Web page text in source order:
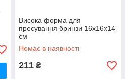
Висока форма для
пресування бринзи 16х16х14
см
Немає в наявності
211 ₴